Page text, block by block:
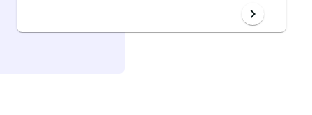
chevron_right